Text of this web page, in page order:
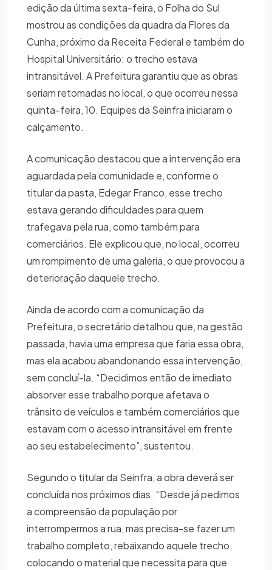
edição da última sexta-feira, o Folha do Sul
mostrou as condições da quadra da Flores da
Cunha, próximo da Receita Federal e também do
Hospital Universitário: o trecho estava
intransitável. A Prefeitura garantiu que as obras
seriam retomadas no local, o que ocorreu nessa
quinta-feira, 10. Equipes da Seinfra iniciaram o
calçamento.
A comunicação destacou que a intervenção era
aguardada pela comunidade e, conforme o
titular da pasta, Edegar Franco, esse trecho
estava gerando dificuldades para quem
trafegava pela rua, como também para
comerciários. Ele explicou que, no local, ocorreu
um rompimento de uma galeria, o que provocou a
deterioração daquele trecho.
Ainda de acordo com a comunicação da
Prefeitura, o secretário detalhou que, na gestão
passada, havia uma empresa que faria essa obra,
mas ela acabou abandonando essa intervenção,
sem concluí-la. “Decidimos então de imediato
absorver esse trabalho porque afetava o
trânsito de veículos e também comerciários que
estavam com o acesso intransitável em frente
ao seu estabelecimento”, sustentou.
Segundo o titular da Seinfra, a obra deverá ser
concluída nos próximos dias. “Desde já pedimos
a compreensão da população por
interrompermos a rua, mas precisa-se fazer um
trabalho completo, rebaixando aquele trecho,
colocando o material que necessita para que